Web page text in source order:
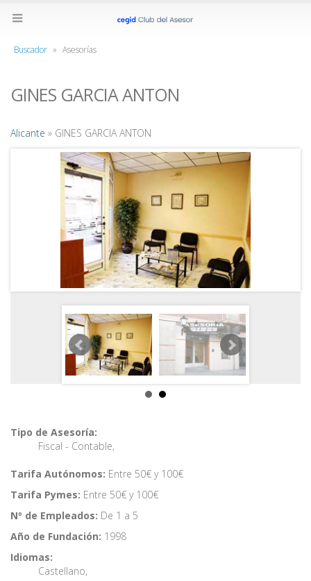
Buscador » Asesorías
GINES GARCIA ANTON
Alicante » GINES GARCIA ANTON
Tipo de Asesoría:
Fiscal - Contable,
Tarifa Autónomos: Entre 50€ y 100€
Tarifa Pymes: Entre 50€ y 100€
Nº de Empleados: De 1 a 5
Año de Fundación: 1998
Idiomas:
Castellano,